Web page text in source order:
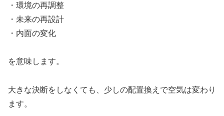
・環境の再調整
・未来の再設計
・内面の変化
を意味します。
大きな決断をしなくても、少しの配置換えで空気は変わり
ます。